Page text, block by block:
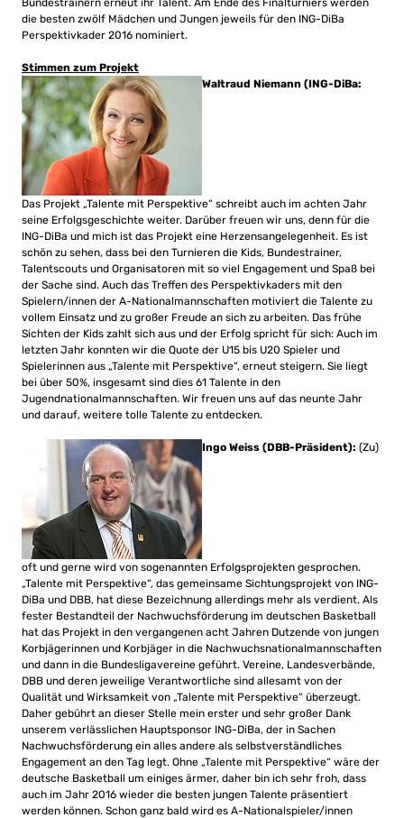
Bundestrainern erneut ihr Talent. Am Ende des Finalturniers werden
die besten zwölf Mädchen und Jungen jeweils für den ING-DiBa
Perspektivkader 2016 nominiert.
Stimmen zum Projekt
Waltraud Niemann (ING-DiBa:
Das Projekt „Talente mit Perspektive“ schreibt auch im achten Jahr
seine Erfolgsgeschichte weiter. Darüber freuen wir uns, denn für die
ING-DiBa und mich ist das Projekt eine Herzensangelegenheit. Es ist
schön zu sehen, dass bei den Turnieren die Kids, Bundestrainer,
Talentscouts und Organisatoren mit so viel Engagement und Spaß bei
der Sache sind. Auch das Treffen des Perspektivkaders mit den
Spielern/innen der A-Nationalmannschaften motiviert die Talente zu
vollem Einsatz und zu großer Freude an sich zu arbeiten. Das frühe
Sichten der Kids zahlt sich aus und der Erfolg spricht für sich: Auch im
letzten Jahr konnten wir die Quote der U15 bis U20 Spieler und
Spielerinnen aus „Talente mit Perspektive“, erneut steigern. Sie liegt
bei über 50%, insgesamt sind dies 61 Talente in den
Jugendnationalmannschaften. Wir freuen uns auf das neunte Jahr
und darauf, weitere tolle Talente zu entdecken.
Ingo Weiss (DBB-Präsident): (Zu)
oft und gerne wird von sogenannten Erfolgsprojekten gesprochen.
„Talente mit Perspektive“, das gemeinsame Sichtungsprojekt von ING-
DiBa und DBB, hat diese Bezeichnung allerdings mehr als verdient. Als
fester Bestandteil der Nachwuchsförderung im deutschen Basketball
hat das Projekt in den vergangenen acht Jahren Dutzende von jungen
Korbjägerinnen und Korbjäger in die Nachwuchsnationalmannschaften
und dann in die Bundesligavereine geführt. Vereine, Landesverbände,
DBB und deren jeweilige Verantwortliche sind allesamt von der
Qualität und Wirksamkeit von „Talente mit Perspektive“ überzeugt.
Daher gebührt an dieser Stelle mein erster und sehr großer Dank
unserem verlässlichen Hauptsponsor ING-DiBa, der in Sachen
Nachwuchsförderung ein alles andere als selbstverständliches
Engagement an den Tag legt. Ohne „Talente mit Perspektive“ wäre der
deutsche Basketball um einiges ärmer, daher bin ich sehr froh, dass
auch im Jahr 2016 wieder die besten jungen Talente präsentiert
werden können. Schon ganz bald wird es A-Nationalspieler/innen